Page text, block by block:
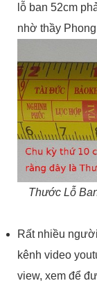
lỗ ban 52cm
nhờ thầy
Thước Lỗ
Rất nhiều
kênh video
view, xem để